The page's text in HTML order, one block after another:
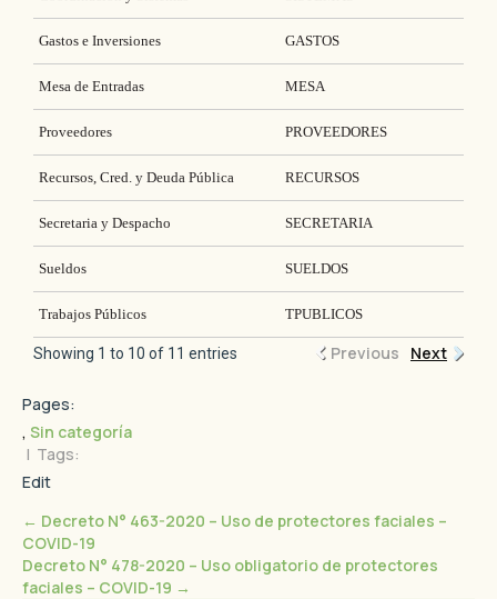
Gastos e Inversiones GASTOS
Mesa de Entradas MESA
Proveedores PROVEEDORES
Recursos, Cred. y Deuda Pública RECURSOS
Secretaria y Despacho SECRETARIA
Sueldos SUELDOS
Trabajos Públicos TPUBLICOS
Showing 1 to 10 of 11 entries Previous Next
Pages:
, Sin categoría
| Tags:
Edit
← Decreto N° 463-2020 – Uso de protectores faciales –
COVID-19
Decreto N° 478-2020 – Uso obligatorio de protectores
faciales – COVID-19 →